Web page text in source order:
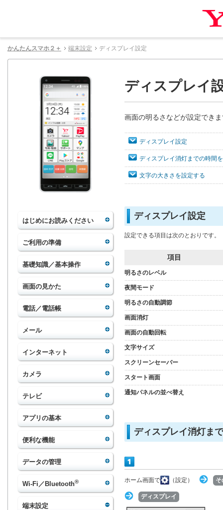
かんたんスマホ２＋ 端末設定 ディスプレイ設定
はじめにお読みください
ご利用の準備
基礎知識／基本操作
画面の見かた
電話／電話帳
メール
インターネット
カメラ
テレビ
アプリの基本
便利な機能
データの管理
Wi-Fi／Bluetooth®
端末設定
ディスプレイ
画面の明るさなどが設定でき
ディスプレイ設定
ディスプレイ消灯までの時間
文字の大きさを設定する
ディスプレイ設定
設定できる項目は次のとおりです。
項目
明るさのレベル
夜間モード
明るさの自動調節
画面消灯
画面の自動回転
文字サイズ
スクリーンセーバー
スタート画面
通知パネルの並べ替え
ディスプレイ消灯ま
ホーム画面で （設定） そ
ディスプレイ